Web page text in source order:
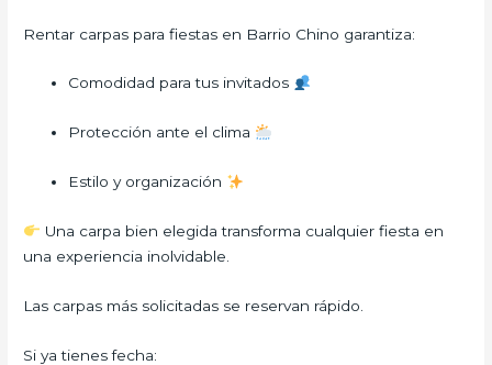
Rentar carpas para fiestas en Barrio Chino garantiza:
Comodidad para tus invitados
Protección ante el clima
Estilo y organización
Una carpa bien elegida transforma cualquier fiesta en
una experiencia inolvidable.
Las carpas más solicitadas se reservan rápido.
Si ya tienes fecha: